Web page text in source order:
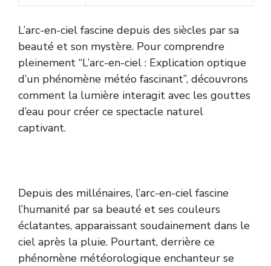
L’arc-en-ciel fascine depuis des siècles par sa
beauté et son mystère. Pour comprendre
pleinement “L’arc-en-ciel : Explication optique
d’un phénomène météo fascinant”, découvrons
comment la lumière interagit avec les gouttes
d’eau pour créer ce spectacle naturel
captivant.
Depuis des millénaires, l’arc-en-ciel fascine
l’humanité par sa beauté et ses couleurs
éclatantes, apparaissant soudainement dans le
ciel après la pluie. Pourtant, derrière ce
phénomène météorologique enchanteur se